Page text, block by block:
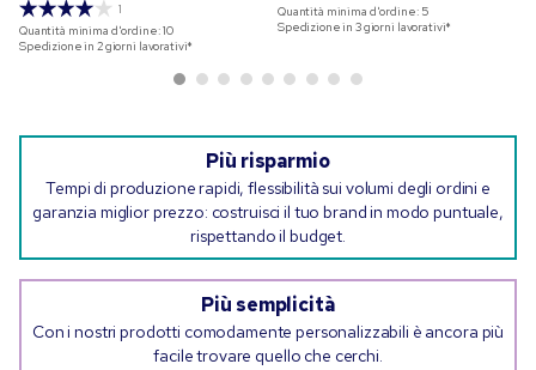
1
Quantità minima d'ordine:10
Spedizione in 2 giorni lavorativi*
Quantità minima d'ordine: 5
Spedizione in 3 giorni lavorativi*
Più risparmio
Tempi di produzione rapidi, flessibilità sui volumi degli ordini e
garanzia miglior prezzo: costruisci il tuo brand in modo puntuale,
rispettando il budget.
Più semplicità
Con i nostri prodotti comodamente personalizzabili è ancora più
facile trovare quello che cerchi.